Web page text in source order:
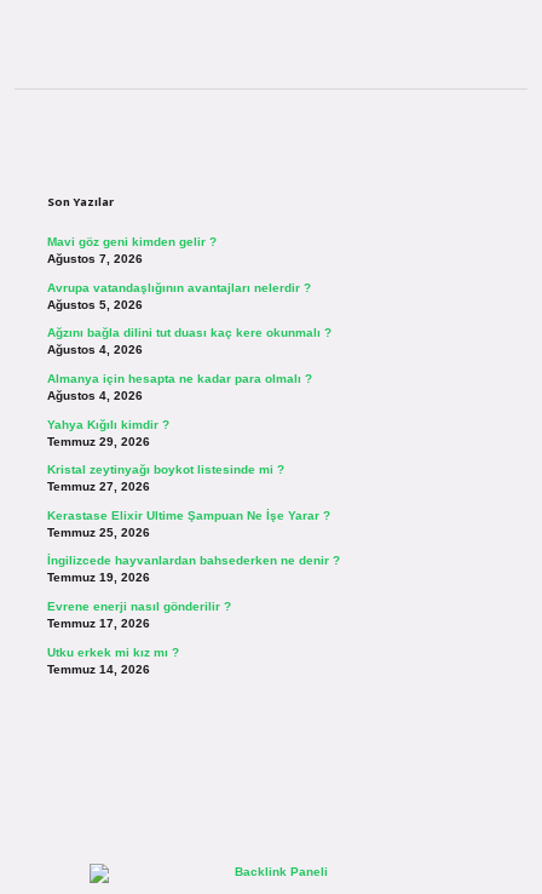
Son Yazılar
Mavi göz geni kimden gelir ?
Ağustos 7, 2026
Avrupa vatandaşlığının avantajları nelerdir ?
Ağustos 5, 2026
Ağzını bağla dilini tut duası kaç kere okunmalı ?
Ağustos 4, 2026
Almanya için hesapta ne kadar para olmalı ?
Ağustos 4, 2026
Yahya Kığılı kimdir ?
Temmuz 29, 2026
Kristal zeytinyağı boykot listesinde mi ?
Temmuz 27, 2026
Kerastase Elixir Ultime Şampuan Ne İşe Yarar ?
Temmuz 25, 2026
İngilizcede hayvanlardan bahsederken ne denir ?
Temmuz 19, 2026
Evrene enerji nasıl gönderilir ?
Temmuz 17, 2026
Utku erkek mi kız mı ?
Temmuz 14, 2026